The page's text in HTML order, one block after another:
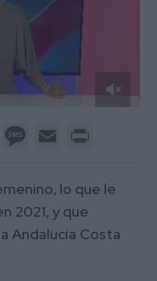
WhatsAppMessage
Email
lo que le
2021, y que
Andalucía Costa